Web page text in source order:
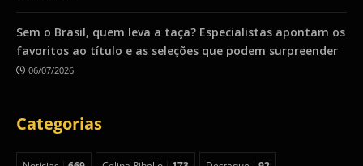
Sem o Brasil, quem leva a taça? Especialistas apontam os
favoritos ao título e as seleções que podem surpreender
06/07/2026
Categorias